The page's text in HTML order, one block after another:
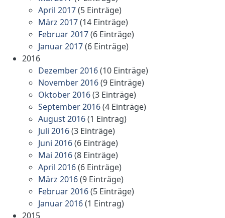
April 2017(5 Einträge)
März 2017(14 Einträge)
Februar 2017(6 Einträge)
Januar 2017(6 Einträge)
2016
Dezember 2016(10 Einträge)
November 2016(9 Einträge)
Oktober 2016(3 Einträge)
September 2016(4 Einträge)
August 2016(1 Eintrag)
Juli 2016(3 Einträge)
Juni 2016(6 Einträge)
Mai 2016(8 Einträge)
April 2016(6 Einträge)
März 2016(9 Einträge)
Februar 2016(5 Einträge)
Januar 2016(1 Eintrag)
2015